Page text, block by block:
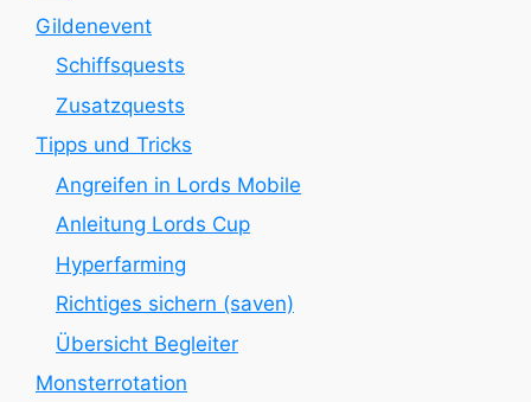
Gildenevent
Schiffsquests
Zusatzquests
Tipps und Tricks
Angreifen in Lords Mobile
Anleitung Lords Cup
Hyperfarming
Richtiges sichern (saven)
Übersicht Begleiter
Monsterrotation